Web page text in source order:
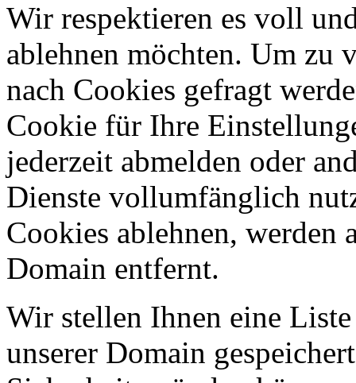
Wir respektieren es voll
ablehnen möchten. Um zu
nach Cookies gefragt
Cookie für Ihre
jederzeit abmelden oder
Dienste vollumfänglich
Cookies ablehnen, werden
Domain entfernt.
Wir stellen Ihnen eine
unserer Domain